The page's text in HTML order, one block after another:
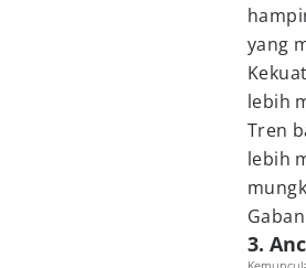
yang
lebih
Tren
lebih
3.